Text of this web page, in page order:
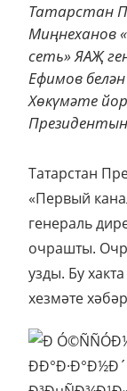
Татарстан
Миңнеханов
сеть» ЯАҖ
Ефимов
Хөкүмәте
Татарстан
«Первый
генераль
очрашты.
узды. Бу
хезмәте